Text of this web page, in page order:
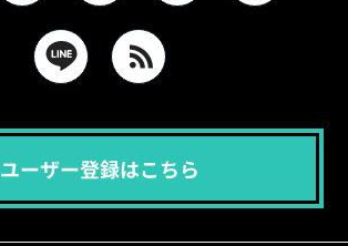
ユーザー登録はこちら